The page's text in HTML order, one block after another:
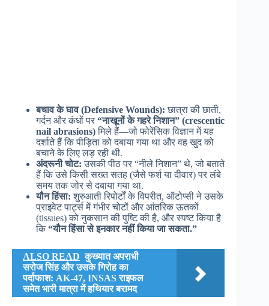
बचाव के घाव (Defensive Wounds): छात्रा की छाती,
गर्दन और कंधों पर “नाखूनों के गहरे निशान” (crescentic
nail abrasions)मिले हैं—जो फोरेंसिक विज्ञान में यह
दर्शाते हैं कि पीड़िता को दबाया गया था और वह खुद को
बचाने के लिए लड़ रही थी.
अंदरूनी चोट: उसकी पीठ पर “नीले निशान” थे, जो बताते
हैं कि उसे किसी सख्त सतह (जैसे फर्श या दीवार) पर लंबे
समय तक जोर से दबाया गया था.
यौन हिंसा: शुरुआती रिपोर्टों के विपरीत, ऑटोप्सी ने उसके
प्राइवेट पार्ट्स में गंभीर चोटों और आंतरिक ऊतकों
(tissues) को नुकसान की पुष्टि की है, और स्पष्ट किया है
कि “यौन हिंसा से इनकार नहीं किया जा सकता.”
ALSO READ कुख्यात अपराधी
सरोज सिंह और उसके गिरोह का
पर्दाफाश: AK-47, INSAS राइफल
समेत भारी मात्रा में हथियार बरामद